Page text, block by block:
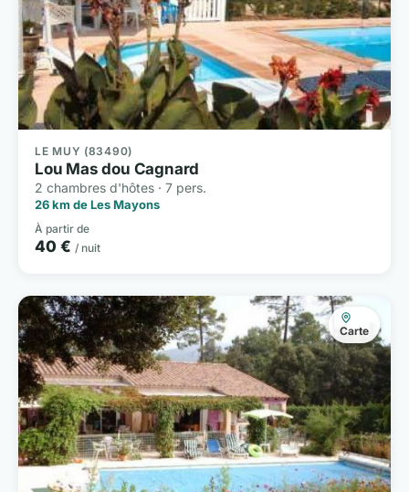
LE MUY (83490)
Lou Mas dou Cagnard
2 chambres d'hôtes · 7 pers.
26 km de Les Mayons
À partir de
40 € / nuit
Carte